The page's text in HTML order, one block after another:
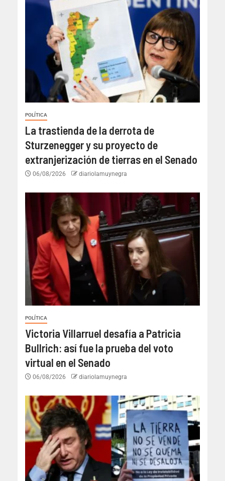
POLÍTICA
La trastienda de la derrota de
Sturzenegger y su proyecto de
extranjerización de tierras en el Senado
06/08/2026 diariolamuynegra
POLÍTICA
Victoria Villarruel desafía a Patricia
Bullrich: así fue la prueba del voto
virtual en el Senado
06/08/2026 diariolamuynegra